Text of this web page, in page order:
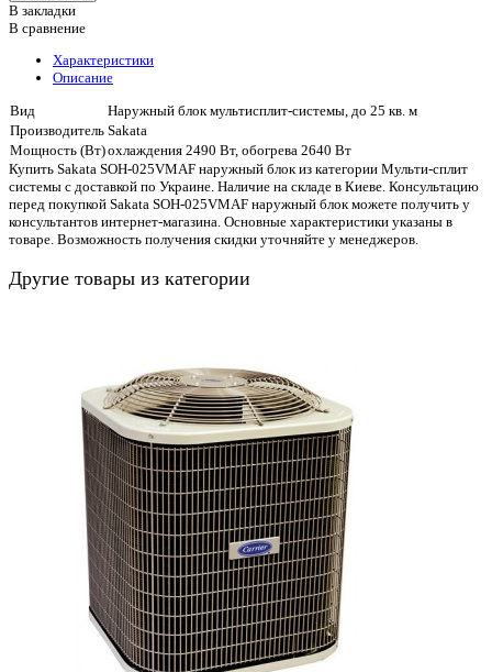
В закладки
В сравнение
Характеристики
Описание
Вид
Наружный блок мультисплит-системы, до 25 кв. м
Производитель Sakata
Мощность (Вт)охлаждения 2490 Вт, обогрева 2640 Вт
Купить Sakata SOH-025VMAF наружный блок из категории Мульти-сплит
системы с доставкой по Украине. Наличие на складе в Киеве. Консультацию
перед покупкой Sakata SOH-025VMAF наружный блок можете получить у
консультантов интернет-магазина. Основные характеристики указаны в
товаре. Возможность получения скидки уточняйте у менеджеров.
Другие товары из категории